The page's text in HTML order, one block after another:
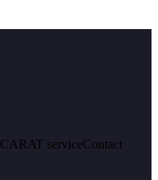
CARAT serviceContact